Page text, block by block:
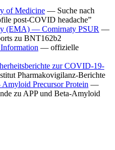
of Medicine — Suche nach
post-COVID headache”
(EMA) — Comirnaty PSUR —
zu BNT162b2
— offizielle
zur COVID-19-
Pharmakovigilanz-Berichte
Precursor Protein —
zu APP und Beta-Amyloid